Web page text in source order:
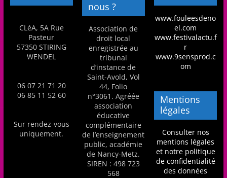
CLéA, 5A Rue
Pasteur
57350 STIRING
WENDEL
06 07 21 71 20
06 85 11 52 60
Sur rendez-vous
uniquement.
nous ?
Association de
droit local
enregistrée au
tribunal
d’instance de
Saint-Avold, Vol
44, Folio
n°3061. Agréée
association
éducative
complémentaire
de l’enseignement
public, académie
de Nancy-Metz.
SIREN : 498 723
568
www.fouleesdeno
el.com
www.festivalactu.f
r
www.9sensprod.c
om
Mentions
légales
Consulter nos
mentions légales
et notre politique
de confidentialité
des données